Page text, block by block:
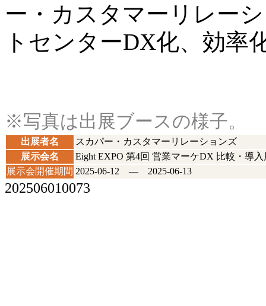
ー・カスタマーリレー
トセンターDX化、効率
※写真は出展ブースの様子。
出展者名
スカパー・カスタマーリレーションズ
展示会名
Eight EXPO 第4回 営業マーケDX 比較・導入
展示会開催期間 2025-06-12 ― 2025-06-13
202506010073